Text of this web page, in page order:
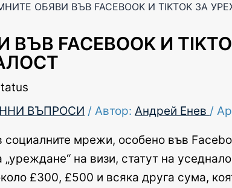
ОБЯВИ ВЪВ FACEBOOK И TIKTOK ЗА
FACEBOOK И
ВЪПРОСИ / Автор: Андрей Енев /
мрежи, особено във
на визи, статут на
£300, £500 и всяка друга сума,